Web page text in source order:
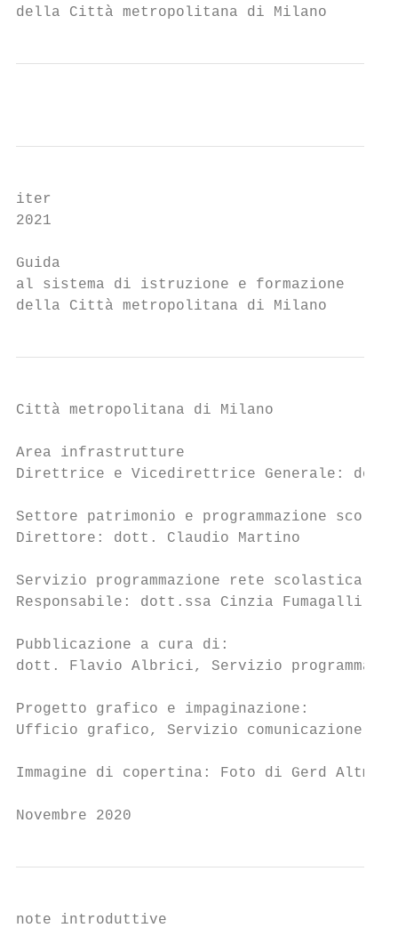
della Città metropolitana di Milano
iter
2021
Guida
al sistema di istruzione e formazione
della Città metropolitana di Milano
Città metropolitana di Milano
Area infrastrutture
Direttrice e Vicedirettrice Generale:
Settore patrimonio e programmazione
Direttore: dott. Claudio Martino
Servizio programmazione rete scolastica e
Responsabile: dott.ssa Cinzia Fumagalli
Pubblicazione a cura di:
dott. Flavio Albrici, Servizio
Progetto grafico e impaginazione:
Ufficio grafico, Servizio comunicazione
Immagine di copertina: Foto di Gerd
Novembre 2020
note introduttive